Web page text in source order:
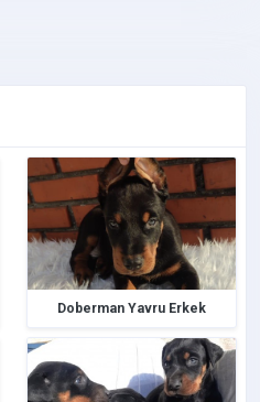
Doberman Yavru Erkek